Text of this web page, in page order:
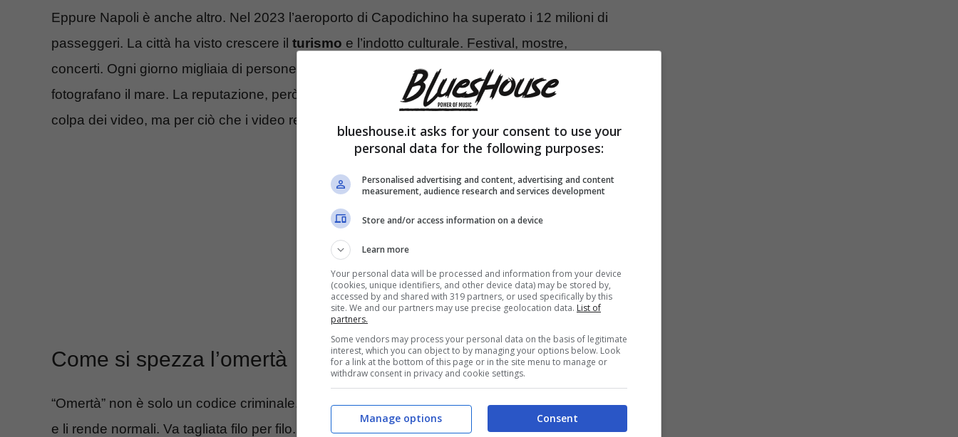
Eppure Napoli è anche altro. Nel 2023 l’aeroporto di Capodichino ha superato i 12 milioni di
passeggeri. La città ha visto crescere il turismo e l’indotto culturale. Festival, mostre,
concerti. Ogni giorno migliaia di persone attraversano i Decumani, pagano un caffè sospeso,
fotografano il mare. La reputazione, però, è fragile. Una notte basta per incrinarla. E non per
colpa dei video, ma per ciò che i video registrano.
Come si spezza l’omertà
“Omertà” non è solo un codice criminale. È unarete di protezionesociale che assorbe i colpi
e li rende normali. Va tagliata filo per filo. Ci sono strumenti concreti: si può segnalare in modo
blueshouse.it asks for your consent to use your
personal data for the following purposes:
Personalised advertising and content, advertising and content
measurement, audience research and services development
Store and/or access information on a device
Learn more
Your personal data will be processed and information from your device
(cookies, unique identifiers, and other device data) may be stored by,
accessed by and shared with 319 partners, or used specifically by this
site. We and our partners may use precise geolocation data. List of
partners.
Some vendors may process your personal data on the basis of legitimate
interest, which you can object to by managing your options below. Look
for a link at the bottom of this page or in the site menu to manage or
withdraw consent in privacy and cookie settings.
Consent
Manage options